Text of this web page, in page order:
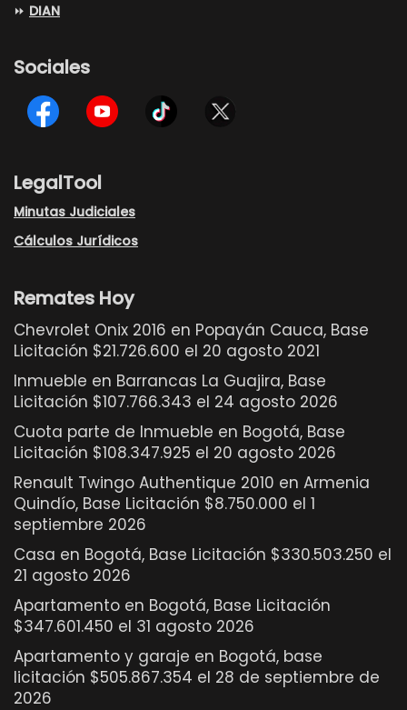
⏩ DIAN
Sociales
LegalTool
Minutas Judiciales
Cálculos Jurídicos
Remates Hoy
Chevrolet Onix 2016 en Popayán Cauca, Base
Licitación $21.726.600 el 20 agosto 2021
Inmueble en Barrancas La Guajira, Base
Licitación $107.766.343 el 24 agosto 2026
Cuota parte de Inmueble en Bogotá, Base
Licitación $108.347.925 el 20 agosto 2026
Renault Twingo Authentique 2010 en Armenia
Quindío, Base Licitación $8.750.000 el 1
septiembre 2026
Casa en Bogotá, Base Licitación $330.503.250 el
21 agosto 2026
Apartamento en Bogotá, Base Licitación
$347.601.450 el 31 agosto 2026
Apartamento y garaje en Bogotá, base
licitación $505.867.354 el 28 de septiembre de
2026